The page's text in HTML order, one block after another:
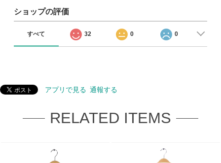
ショップの評価
すべて 32 0 0
アプリで見る 通報する
RELATED ITEMS